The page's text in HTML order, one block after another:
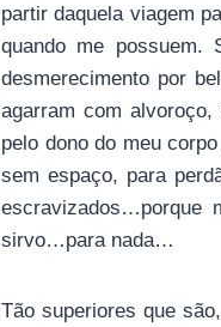
partir daquela viagem
quando me possuem.
desmerecimento por
agarram com
pelo dono do meu
sem espaço, para
escravizados…porque
sirvo…para nada…
Tão superiores que